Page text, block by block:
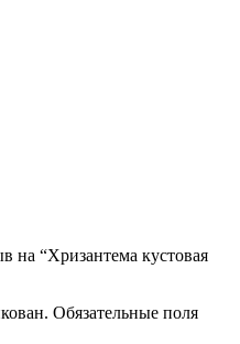
на “Хризантема кустовая
Обязательные поля